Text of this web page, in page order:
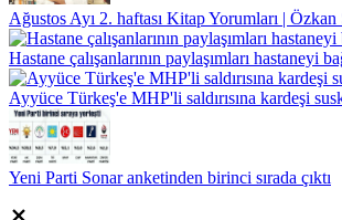
Ağustos Ayı 2. haftası Kitap Yorumları |
Hastane çalışanlarının paylaşımları hastaneyi
Ayyüce Türkeş'e MHP'li saldırısına kardeşi
Yeni Parti Sonar anketinden birinci sırada çıktı